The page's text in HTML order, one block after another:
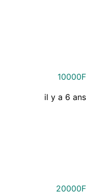
10000F
il y a 6 ans
20000F